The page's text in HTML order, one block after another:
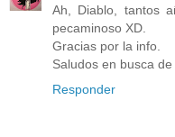
Ah, Diablo, tantos
pecaminoso XD.
Gracias por la info.
Saludos en busca
Responder